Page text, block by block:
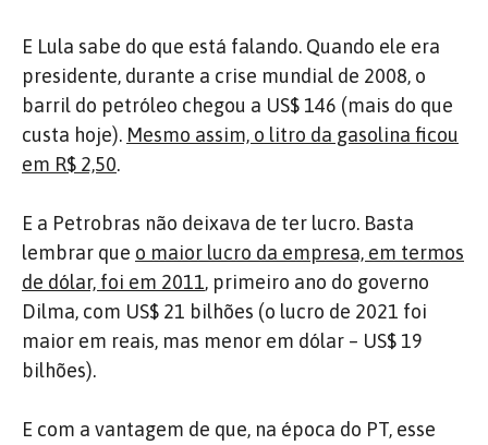
E Lula sabe do que está falando. Quando ele era
presidente, durante a crise mundial de 2008, o
barril do petróleo chegou a US$ 146 (mais do que
custa hoje). Mesmo assim, o litro da gasolina ficou
em R$ 2,50.
E a Petrobras não deixava de ter lucro. Basta
lembrar que o maior lucro da empresa, em termos
de dólar, foi em 2011, primeiro ano do governo
Dilma, com US$ 21 bilhões (o lucro de 2021 foi
maior em reais, mas menor em dólar – US$ 19
bilhões).
E com a vantagem de que, na época do PT, esse